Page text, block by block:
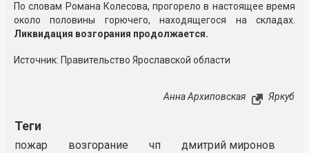
По словам Романа Колесова, прогорело в настоящее время
около половины горючего, находящегося на складах.
Ликвидация возгорания продолжается.
Источник: Правительство Ярославской области
Анна Архиповская Яркуб
Теги
пожар возгорание чп дмитрий миронов